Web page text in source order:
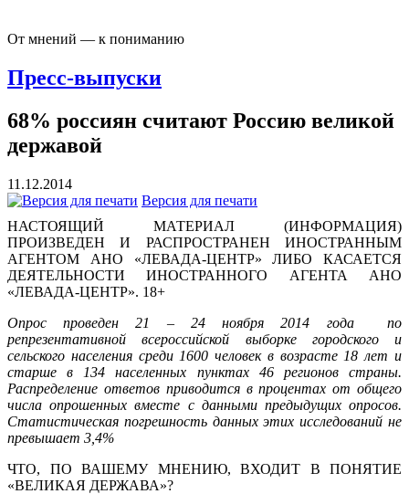
От мнений — к пониманию
Пресс-выпуски
68% россиян считают Россию великой
державой
11.12.2014
Версия для печати
НАСТОЯЩИЙ МАТЕРИАЛ (ИНФОРМАЦИЯ)
ПРОИЗВЕДЕН И РАСПРОСТРАНЕН ИНОСТРАННЫМ
АГЕНТОМ АНО «ЛЕВАДА-ЦЕНТР» ЛИБО КАСАЕТСЯ
ДЕЯТЕЛЬНОСТИ ИНОСТРАННОГО АГЕНТА АНО
«ЛЕВАДА-ЦЕНТР». 18+
Опрос проведен 21 – 24 ноября 2014 года по
репрезентативной всероссийской выборке городского и
сельского населения среди 1600 человек в возрасте 18 лет и
старше в 134 населенных пунктах 46 регионов страны.
Распределение ответов приводится в процентах от общего
числа опрошенных вместе с данными предыдущих опросов.
Статистическая погрешность данных этих исследований не
превышает 3,4%
ЧТО, ПО ВАШЕМУ МНЕНИЮ, ВХОДИТ В ПОНЯТИЕ
«ВЕЛИКАЯ ДЕРЖАВА»?